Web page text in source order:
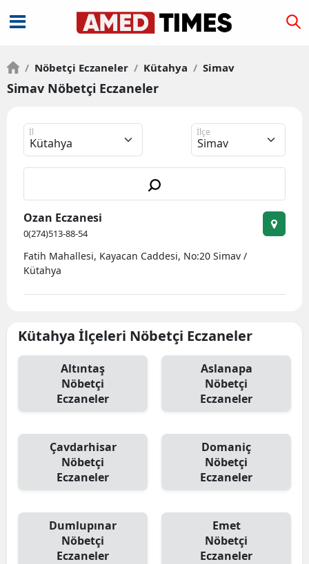
/ Nöbetçi Eczaneler / Kütahya / Simav
Simav Nöbetçi Eczaneler
İl İlçe
Ozan Eczanesi
0(274)513-88-54
Fatih Mahallesi, Kayacan Caddesi, No:20 Simav /
Kütahya
Kütahya İlçeleri Nöbetçi Eczaneler
Altıntaş
Nöbetçi
Eczaneler
Aslanapa
Nöbetçi
Eczaneler
Çavdarhisar
Nöbetçi
Eczaneler
Domaniç
Nöbetçi
Eczaneler
Dumlupınar
Nöbetçi
Eczaneler
Emet
Nöbetçi
Eczaneler